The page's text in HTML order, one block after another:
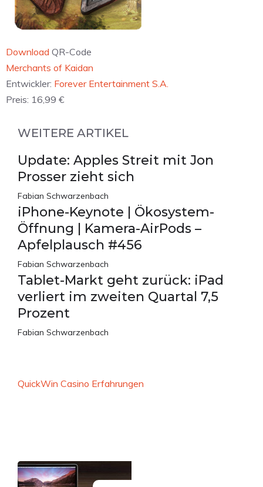
Download QR-Code
Merchants of Kaidan
Entwickler: Forever Entertainment S.A.
Preis: 16,99 €
WEITERE ARTIKEL
Update: Apples Streit mit Jon
Prosser zieht sich
Fabian Schwarzenbach
iPhone-Keynote | Ökosystem-
Öffnung | Kamera-AirPods –
Apfelplausch #456
Fabian Schwarzenbach
Tablet-Markt geht zurück: iPad
verliert im zweiten Quartal 7,5
Prozent
Fabian Schwarzenbach
QuickWin Casino Erfahrungen